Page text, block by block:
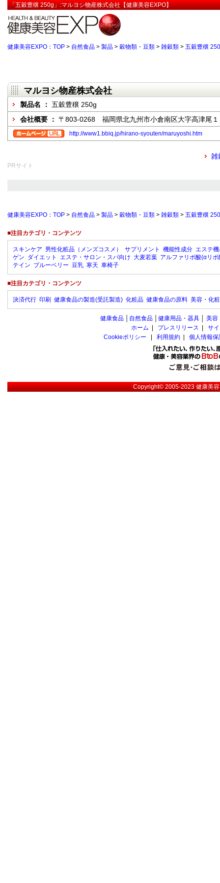
「五穀豊穣 250g」:マルヨシ物産株式会社【健康美容EXPO】
健康美容EXPO：TOP > 自然食品 > 製品 > 穀物類・豆類 > 雑穀類 > 五穀豊穣
マルヨシ物産株式会社
製品名 ： 五穀豊穣 250g
会社概要 ： 〒803-0268 福岡県北九州市小倉南区大字高津尾１
http://www1.bbiq.jp/hirano-syouten/maruyoshi.htm
雑
PRサイト
健康美容EXPO：TOP > 自然食品 > 製品 > 穀物類・豆類 > 雑穀類 > 五穀豊穣
■注目カテゴリ・コンテンツ
スキンケア 男性化粧品（メンズコスメ） サプリメント 機能性成分 エステ
ゲン ダイエット エステ・サロン・スパ向け 大麦若葉 アルファリポ酸(αリポ
テイン ブルーベリー 豆乳 寒天 車椅子
■注目カテゴリ・コンテンツ
決済代行 印刷 健康食品の製造(受託製造) 化粧品 健康食品の原料 美容・化
健康食品 自然食品 健康用品・器具 美容
ホーム
プレスリリース
サ
Cookieポリシー
利用規約 個人情報
Copyright© 2005-2023健康美